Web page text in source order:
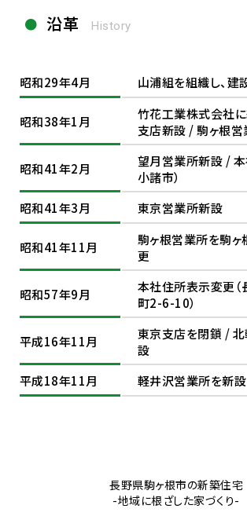
沿革 History
昭和29年4月 山浦組を組織し、建
昭和38年1月
竹花工業株式会社
支店新設 / 駒ヶ根
昭和41年2月
望月営業所新設 / 本
小諸市）
昭和41年3月
東京営業所新設
昭和41年11月
駒ヶ根営業所を駒
更
昭和57年9月
本社住所表示変更
町2-6-10）
平成16年11月
東京支店を閉鎖 /
設
平成18年11月
軽井沢営業所を新設
長野県駒ヶ根市の新築住宅
-地域に根ざした家づくり-